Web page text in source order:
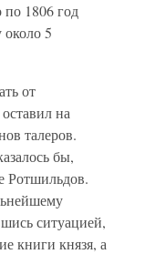
по 1806 год
5
от
на
талеров.
бы,
Ротшильдов.
ситуацией,
книги князя, а